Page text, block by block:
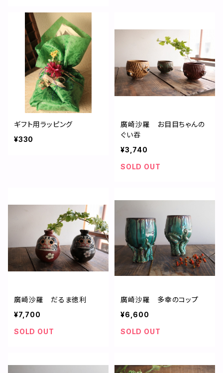
ギフト用ラッピング
¥330
廣崎沙羅 お目目ちゃんの
ぐい吞
¥3,740
SOLD OUT
廣崎沙羅 だるま徳利
¥7,700
SOLD OUT
廣崎沙羅 多幸のコップ
¥6,600
SOLD OUT